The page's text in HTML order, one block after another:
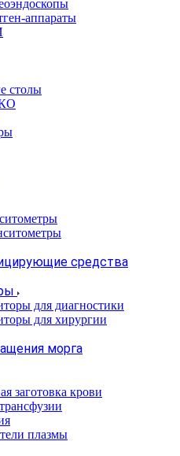
аппараты
столы
средства
для диагностики
для хирургии
морга
заготовка крови
плазмы